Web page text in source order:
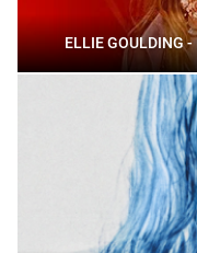
ELLIE GOULDING